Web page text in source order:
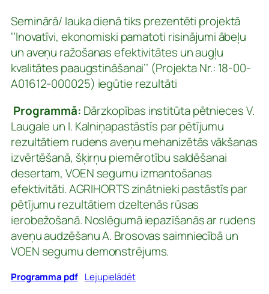
Seminārā/ lauka dienā tiks prezentēti projektā
‘’Inovatīvi, ekonomiski pamatoti risinājumi ābeļu
un aveņu ražošanas efektivitātes un augļu
kvalitātes paaugstināšanai’’ (Projekta Nr.: 18-00-
A01612-000025) iegūtie rezultāti
Programmā: Dārzkopības institūta pētnieces V.
Laugale un I. Kalniņapastāstīs par pētījumu
rezultātiem rudens aveņu mehanizētās vākšanas
izvērtēšanā, šķirņu piemērotību saldēšanai
desertam, VOEN segumu izmantošanas
efektivitāti. AGRIHORTS zinātnieki pastāstīs par
pētījumu rezultātiem dzeltenās rūsas
ierobežošanā. Noslēgumā iepazīšanās ar rudens
aveņu audzēšanu A. Brosovas saimniecībā un
VOEN segumu demonstrējums.
Programma pdf Lejupielādēt